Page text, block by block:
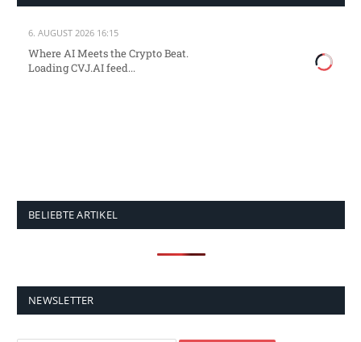
6. AUGUST 2026 16:15
Where AI Meets the Crypto Beat.
Loading CVJ.AI feed...
BELIEBTE ARTIKEL
NEWSLETTER